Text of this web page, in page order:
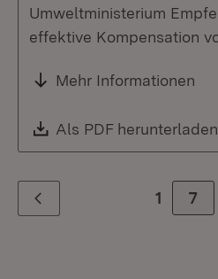
Umweltministerium
effektive Kompensation
Mehr Informationen
Download:
Als PDF herunterladen
Zurück 1 Zur
7